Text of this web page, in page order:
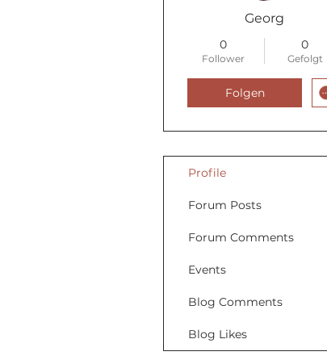
Georg
0
Follower
0
Gefolgt
Folgen
Profile
Forum Posts
Forum Comments
Events
Blog Comments
Blog Likes